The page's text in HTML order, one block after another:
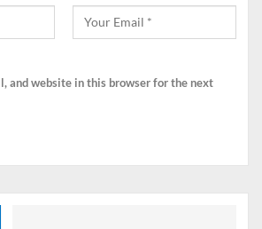
and website in this browser for the next